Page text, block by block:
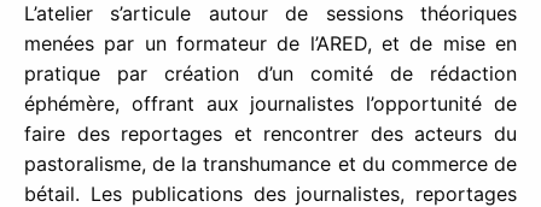
L’atelier s’articule autour de sessions théoriques
menées par un formateur de l’ARED, et de mise en
pratique par création d’un comité de rédaction
éphémère, offrant aux journalistes l’opportunité de
faire des reportages et rencontrer des acteurs du
pastoralisme, de la transhumance et du commerce de
bétail. Les publications des journalistes, reportages